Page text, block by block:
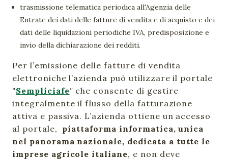
trasmissione telematica periodica all'Agenzia delle
Entrate dei dati delle fatture di vendita e di acquisto e dei
dati delle liquidazioni periodiche IVA, predisposizione e
invio della dichiarazione dei redditi.
Per l’emissione delle fatture di vendita
elettroniche l’azienda può utilizzare il portale
"Sempliciafe" che consente di gestire
integralmente il flusso della fatturazione
attiva e passiva. L’azienda ottiene un accesso
al portale, piattaforma informatica, unica
nel panorama nazionale, dedicata a tutte le
imprese agricole italiane, e non deve